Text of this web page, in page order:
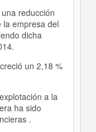
reducción
la empresa del
dicha
un 2,18 %
a la
ha sido
.